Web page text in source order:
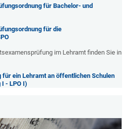
für Bachelor- und
für die
im Lehramt finden Sie in
für ein Lehramt an öffentlichen Schulen
- LPO I)